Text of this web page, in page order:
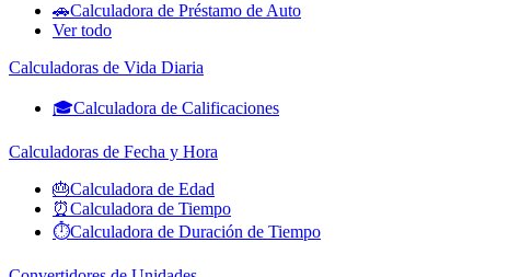
🚗Calculadora de Préstamo de Auto
Ver todo
Calculadoras de Vida Diaria
🎓Calculadora de Calificaciones
Calculadoras de Fecha y Hora
🎂Calculadora de Edad
⏰Calculadora de Tiempo
⏱️Calculadora de Duración de Tiempo